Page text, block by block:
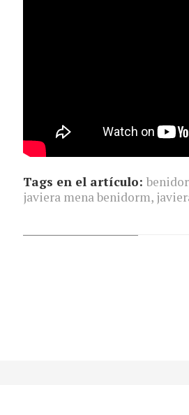
Tags en el artículo:
javiera mena benidorm,